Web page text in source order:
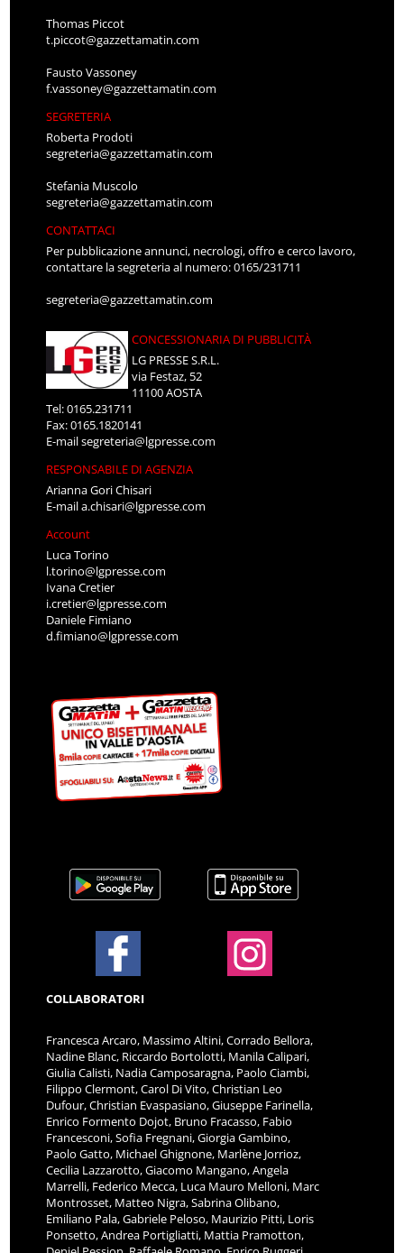
Thomas Piccot
t.piccot@gazzettamatin.com
Fausto Vassoney
f.vassoney@gazzettamatin.com
SEGRETERIA
Roberta Prodoti
segreteria@gazzettamatin.com
Stefania Muscolo
segreteria@gazzettamatin.com
CONTATTACI
Per pubblicazione annunci, necrologi, offro e cerco lavoro,
contattare la segreteria al numero: 0165/231711
segreteria@gazzettamatin.com
CONCESSIONARIA DI PUBBLICITÀ
LG PRESSE S.R.L.
via Festaz, 52
11100 AOSTA
Tel: 0165.231711
Fax: 0165.1820141
E-mailsegreteria@lgpresse.com
RESPONSABILE DI AGENZIA
Arianna Gori Chisari
E-maila.chisari@lgpresse.com
Account
Luca Torino
l.torino@lgpresse.com
Ivana Cretier
i.cretier@lgpresse.com
Daniele Fimiano
d.fimiano@lgpresse.com
COLLABORATORI
Francesca Arcaro, Massimo Altini, Corrado Bellora,
Nadine Blanc, Riccardo Bortolotti, Manila Calipari,
Giulia Calisti, Nadia Camposaragna, Paolo Ciambi,
Filippo Clermont, Carol Di Vito, Christian Leo
Dufour, Christian Evaspasiano, Giuseppe Farinella,
Enrico Formento Dojot, Bruno Fracasso, Fabio
Francesconi, Sofia Fregnani, Giorgia Gambino,
Paolo Gatto, Michael Ghignone, Marlène Jorrioz,
Cecilia Lazzarotto, Giacomo Mangano, Angela
Marrelli, Federico Mecca, Luca Mauro Melloni, Marc
Montrosset, Matteo Nigra, Sabrina Olibano,
Emiliano Pala, Gabriele Peloso, Maurizio Pitti, Loris
Ponsetto, Andrea Portigliatti, Mattia Pramotton,